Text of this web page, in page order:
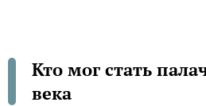
Кто мог стать
века